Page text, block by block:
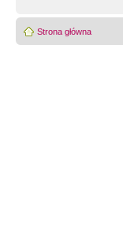
Strona główna